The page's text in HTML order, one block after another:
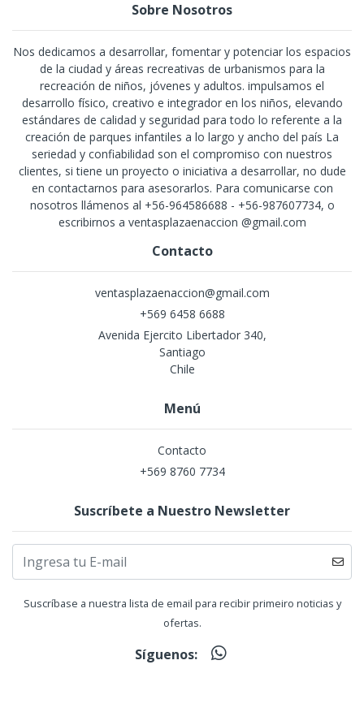
Sobre Nosotros
Nos dedicamos a desarrollar, fomentar y potenciar los espacios
de la ciudad y áreas recreativas de urbanismos para la
recreación de niños, jóvenes y adultos. impulsamos el
desarrollo físico, creativo e integrador en los niños, elevando
estándares de calidad y seguridad para todo lo referente a la
creación de parques infantiles a lo largo y ancho del país La
seriedad y confiabilidad son el compromiso con nuestros
clientes, si tiene un proyecto o iniciativa a desarrollar, no dude
en contactarnos para asesorarlos. Para comunicarse con
nosotros llámenos al +56-964586688 - +56-987607734, o
escribirnos a ventasplazaenaccion @gmail.com
Contacto
ventasplazaenaccion@gmail.com
+569 6458 6688
Avenida Ejercito Libertador 340,
Santiago
Chile
Menú
Contacto
+569 8760 7734
Suscríbete a Nuestro Newsletter
Suscríbase a nuestra lista de email para recibir primeiro noticias y
ofertas.
Síguenos: